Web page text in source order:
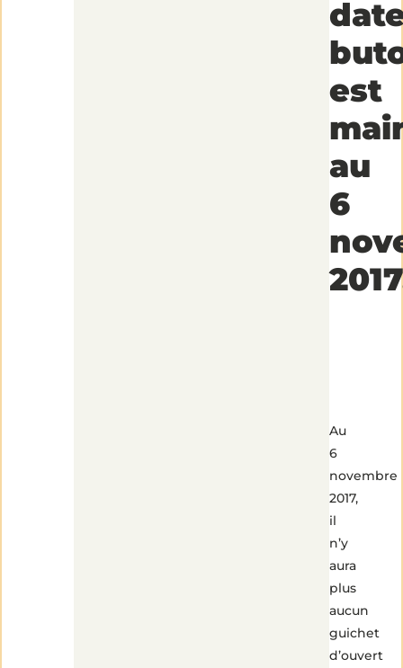
est
au
6
Au
6
novembre
2017,
il
n’y
aura
plus
aucun
guichet
d’ouvert